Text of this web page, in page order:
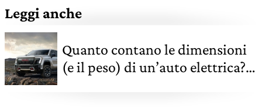
Leggi anche
Quanto contano le dimensioni
(e il peso) di un’auto elettrica?